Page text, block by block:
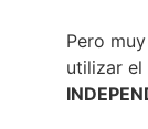
Pero
utilizar el